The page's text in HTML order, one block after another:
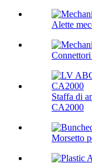
Alette
Staffa di
CA2000
Morsetto